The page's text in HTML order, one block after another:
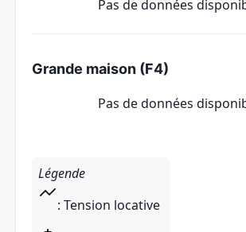
Pas de données
Grande maison (F4)
Pas de données
Légende
: Tension locative